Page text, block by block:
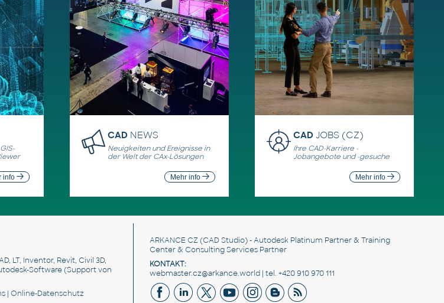
info
CAD NEWS
Neuigkeiten und Ereignisse in
der Welt der CAx-Lösungen
Mehr info
CADJOBS (CZ)
Ihre CAD-Karriere -
Jobangebote und -gesuche
Mehr info
LT, Inventor, Revit, Civil 3D,
Software (Support von
| Online-Datenschutz
ARKANCE CZ (CAD Studio) - Autodesk Platinum Partner & Training
Center & Consulting Services Partner
KONTAKT:
webmaster.cz@arkance.world | tel. +420 910 970 111